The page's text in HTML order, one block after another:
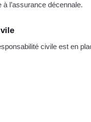
l’assurance décennale.
civile est en